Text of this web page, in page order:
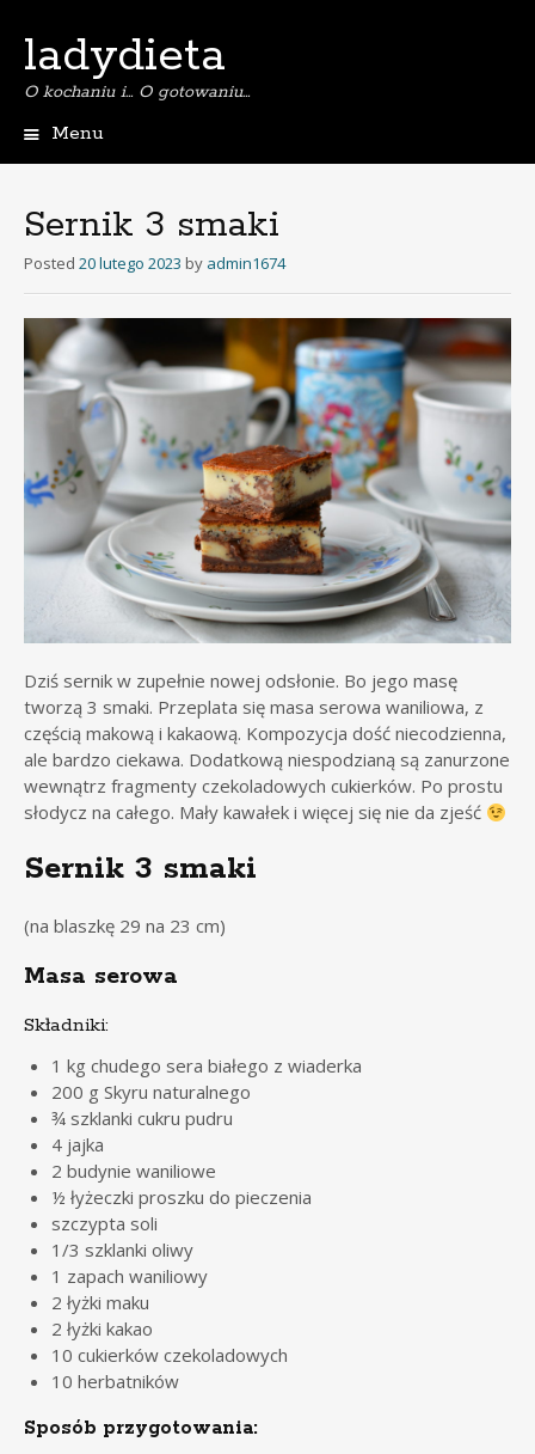
ladydieta
O kochaniu i… O gotowaniu…
Menu
i
p
t
n
t
Sernik 3 smaki
Posted 20 lutego 2023 by admin1674
Dziś sernik w zupełnie nowej odsłonie. Bo jego masę
tworzą 3 smaki. Przeplata się masa serowa waniliowa, z
częścią makową i kakaową. Kompozycja dość niecodzienna,
ale bardzo ciekawa. Dodatkową niespodzianą są zanurzone
wewnątrz fragmenty czekoladowych cukierków. Po prostu
słodycz na całego. Mały kawałek i więcej się nie da zjeść
Sernik 3 smaki
(na blaszkę 29 na 23 cm)
Masa serowa
Składniki:
1 kg chudego sera białego z wiaderka
200 g Skyru naturalnego
¾ szklanki cukru pudru
4 jajka
2 budynie waniliowe
½ łyżeczki proszku do pieczenia
szczypta soli
1/3 szklanki oliwy
1 zapach waniliowy
2 łyżki maku
2 łyżki kakao
10 cukierków czekoladowych
10 herbatników
Sposób przygotowania: